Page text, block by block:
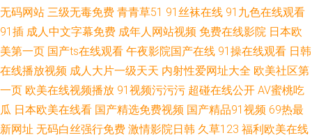
无码网站 三级无毒免费 青青草51 91丝袜在线 91九色在线观看
91插 成人中文字幕免费 成年人网站视频 免费在线影院 日本欧
美第一页 国产ts在线观看 午夜影院国产在线 91操在线观看 日韩
在线播放视频 成人大片一级天天 内射性爱网址大全 欧美社区第
一页 欧美在线视频播放 91视频污污污 超碰在线公开 AV蜜桃吃
瓜 日本欧美在线看 国产精选免费视频 国产精品91视频 69热最
新网址 无码白丝强行免费 激情影院日韩 久草123 福利欧美在线